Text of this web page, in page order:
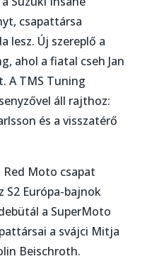
csapattársa
lesz. Új szereplő a
ahol a fiatal cseh Jan
A TMS Tuning
áll rajthoz:
és a visszatérő
Red Moto csapat
S2 Európa-bajnok
a SuperMoto
a svájci Mitja
Beischroth.